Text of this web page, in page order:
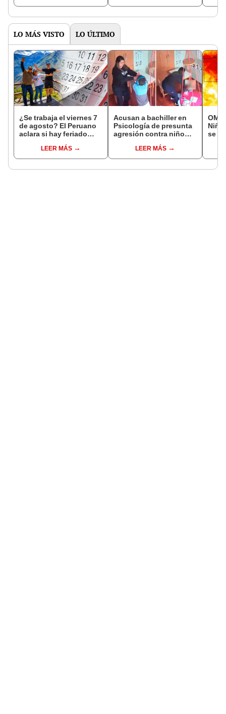
te piden"
PNP
LO MÁS VISTO LO ÚLTIMO
¿Se trabaja el viernes 7
de agosto? El Peruano
aclara si hay feriado
del 6 de agosto
LEER MÁS
Acusan a bachiller en
Psicología de presunta
agresión contra niño
cámaras captan el
hecho
LEER MÁS
Niño
se
este